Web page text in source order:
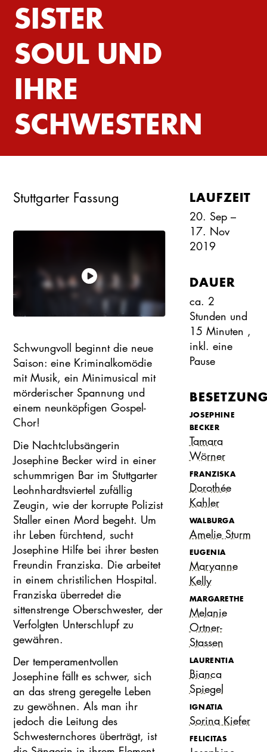
SISTER
SOUL UND
IHRE
SCHWESTERN
Stuttgarter Fassung
Schwungvoll beginnt die neue
Saison: eine Kriminalkomödie
mit Musik, ein Minimusical mit
mörderischer Spannung und
einem neunköpfigen Gospel-
Chor!
Die Nachtclubsängerin
Josephine Becker wird in einer
schummrigen Bar im Stuttgarter
Leohnhardtsviertel zufällig
Zeugin, wie der korrupte Polizist
Staller einen Mord begeht. Um
ihr Leben fürchtend, sucht
Josephine Hilfe bei ihrer besten
Freundin Franziska. Die arbeitet
in einem christilichen Hospital.
Franziska überredet die
sittenstrenge Oberschwester, der
Verfolgten Unterschlupf zu
gewähren.
Der temperamentvollen
Josephine fällt es schwer, sich
an das streng geregelte Leben
zu gewöhnen. Als man ihr
jedoch die Leitung des
Schwesternchores überträgt, ist
LAUFZEIT
20. Sep –
17. Nov
2019
DAUER
ca. 2
Stunden und
15 Minuten ,
inkl. eine
Pause
JOSEPHINE
BECKER
Tamara
Wörner
FRANZISKA
Dorothée
Kahler
WALBURGA
Amelie Sturm
EUGENIA
Maryanne
Kelly
MARGARETHE
Melanie
Ortner-
Stassen
LAURENTIA
Bianca
Spiegel
IGNATIA
Sorina Kiefer
FELICITAS